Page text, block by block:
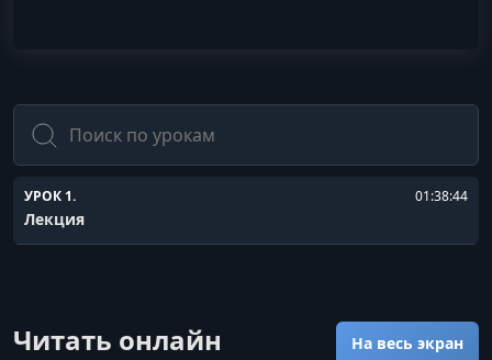
Поиск
УРОК 1. 01:38:44
Лекция
Читать онлайн На весь экран